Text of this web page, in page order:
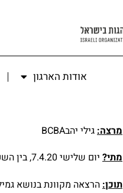
אודות הארגון
מרצה: גילי יהבBCBA
מתי? יום שלישי 7.4.20, בין השעות 20:30-22:00
תוכן:הרצאה מקוונת בנושא